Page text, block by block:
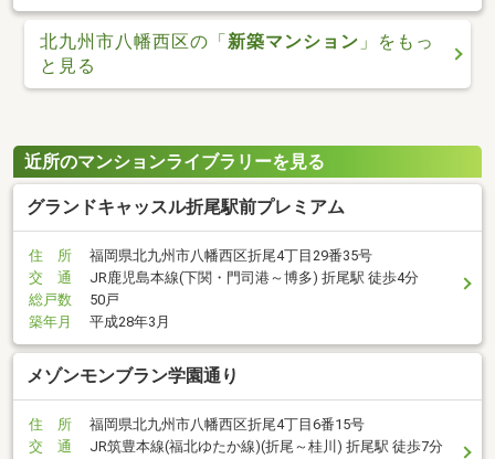
北九州市八幡西区の「新築マンション 」をもっ
と見る
近所のマンションライブラリーを見る
グランドキャッスル折尾駅前プレミアム
住 所
福岡県北九州市八幡西区折尾4丁目29番35号
交 通
JR鹿児島本線(下関・門司港～博多) 折尾駅 徒歩4分
総戸数
50戸
築年月
平成28年3月
メゾンモンブラン学園通り
住 所
福岡県北九州市八幡西区折尾4丁目6番15号
交 通
JR筑豊本線(福北ゆたか線)(折尾～桂川) 折尾駅 徒歩7分